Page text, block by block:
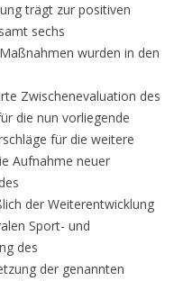
trägt zur positiven
sechs
wurden in den
Zwischenevaluation des
die nun vorliegende
für die weitere
Aufnahme neuer
der Weiterentwicklung
Sport- und
des
der genannten